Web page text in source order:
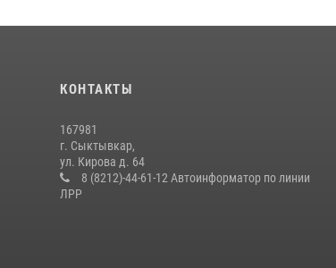
КОНТАКТЫ
167981
г. Сыктывкар,
ул. Кирова д. 64
8 (8212)-44-61-12 Автоинформатор по линии
ЛРР